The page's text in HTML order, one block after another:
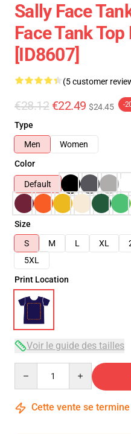
Sally Face
Face Tank
[ID8607]
(5 customer
€28.12 €22.49 $24.45 -
Type
Men
Women
Color
Default
Size
S
M L XL
5XL
Print Location
Voir le guide des tailles
Cette vente se